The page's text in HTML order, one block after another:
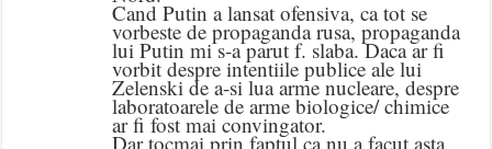
Cand Putin a lansat ofensiva, ca tot se
vorbeste de propaganda rusa, propaganda
lui Putin mi s-a parut f. slaba. Daca ar fi
vorbit despre intentiile publice ale lui
Zelenski de a-si lua arme nucleare, despre
laboratoarele de arme biologice/ chimice
ar fi fost mai convingator.
Dar tocmai prin faptul ca nu a facut asta,